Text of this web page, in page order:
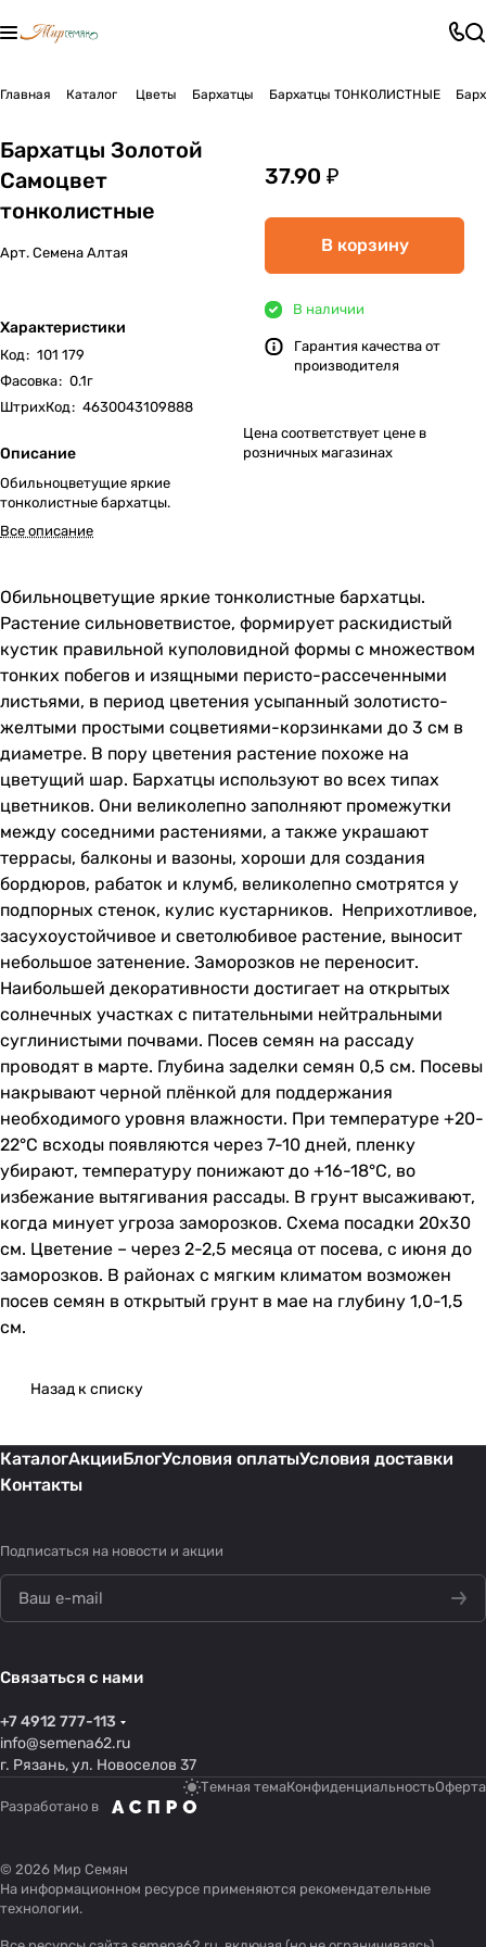
Главная Каталог Цветы Бархатцы Бархатцы ТОНКОЛИСТНЫЕ
Бархатцы Золотой
Самоцвет
тонколистные
Арт. Семена Алтая
Характеристики
Код: 101 179
Фасовка: 0.1г
ШтрихКод: 4630043109888
Описание
Обильноцветущие яркие
тонколистные бархатцы.
Все описание
37.90 ₽
В корзину
В наличии
Гарантия качества от
производителя
Цена соответствует цене в
розничных магазинах
Обильноцветущие яркие тонколистные бархатцы.
Растение сильноветвистое, формирует раскидистый
кустик правильной куполовидной формы с множеством
тонких побегов и изящными перисто-рассеченными
листьями, в период цветения усыпанный золотисто-
желтыми простыми соцветиями-корзинками до 3 см в
диаметре. В пору цветения растение похоже на
цветущий шар. Бархатцы используют во всех типах
цветников. Они великолепно заполняют промежутки
между соседними растениями, а также украшают
террасы, балконы и вазоны, хороши для создания
бордюров, рабаток и клумб, великолепно смотрятся у
подпорных стенок, кулис кустарников. Неприхотливое,
засухоустойчивое и светолюбивое растение, выносит
небольшое затенение. Заморозков не переносит.
Наибольшей декоративности достигает на открытых
солнечных участках с питательными нейтральными
суглинистыми почвами. Посев семян на рассаду
проводят в марте. Глубина заделки семян 0,5 см. Посевы
накрывают черной плёнкой для поддержания
необходимого уровня влажности. При температуре +20-
22°С всходы появляются через 7-10 дней, пленку
убирают, температуру понижают до +16-18°С, во
избежание вытягивания рассады. В грунт высаживают,
когда минует угроза заморозков. Схема посадки 20х30
см. Цветение – через 2-2,5 месяца от посева, с июня до
заморозков. В районах с мягким климатом возможен
посев семян в открытый грунт в мае на глубину 1,0-1,5
см.
Назад к списку
КаталогАкцииБлогУсловия оплатыУсловия доставки
Контакты
Подписаться на новости и акции
Связаться с нами
+7 4912 777-113
info@semena62.ru
г. Рязань, ул. Новоселов 37
Темная темаКонфиденциальностьОферта
Разработано в
© 2026 Мир Семян
На информационном ресурсе применяются рекомендательные
технологии.